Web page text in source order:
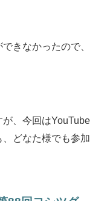
きなかったので、
、今回はYouTube
どなた様でも参加